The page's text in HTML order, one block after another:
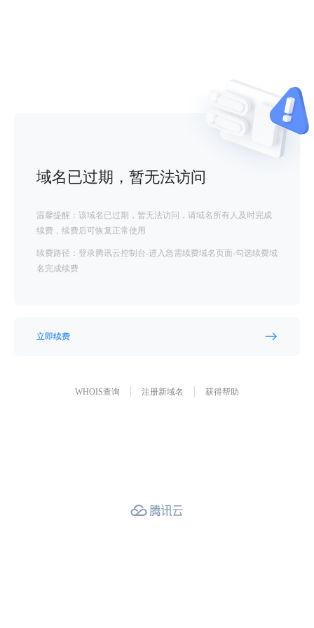
域名已过期，暂无法访问
温馨提醒：该域名已过期，暂无法访问，请域名所有人及时完成
续费，续费后可恢复正常使用
续费路径：登录腾讯云控制台-进入急需续费域名页面-勾选续费域
名完成续费
立即续费
WHOIS查询 注册新域名 获得帮助